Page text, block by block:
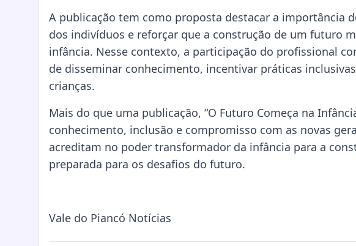
A publicação tem como proposta destacar a importância
dos indivíduos e reforçar que a construção de um futuro
infância. Nesse contexto, a participação do profissional
de disseminar conhecimento, incentivar práticas
crianças.
Mais do que uma publicação, “O Futuro Começa na
conhecimento, inclusão e compromisso com as novas
acreditam no poder transformador da infância para a
preparada para os desafios do futuro.
Vale do Piancó Notícias